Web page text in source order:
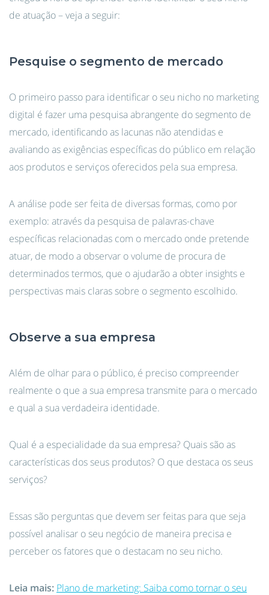
de atuação – veja a seguir:
Pesquise o segmento de mercado
O primeiro passo para identificar o seu nicho no marketing
digital é fazer uma pesquisa abrangente do segmento de
mercado, identificando as lacunas não atendidas e
avaliando as exigências específicas do público em relação
aos produtos e serviços oferecidos pela sua empresa.
A análise pode ser feita de diversas formas, como por
exemplo: através da pesquisa de palavras-chave
específicas relacionadas com o mercado onde pretende
atuar, de modo a observar o volume de procura de
determinados termos, que o ajudarão a obter insights e
perspectivas mais claras sobre o segmento escolhido.
Observe a sua empresa
Além de olhar para o público, é preciso compreender
realmente o que a sua empresa transmite para o mercado
e qual a sua verdadeira identidade.
Qual é a especialidade da sua empresa? Quais são as
características dos seus produtos? O que destaca os seus
serviços?
Essas são perguntas que devem ser feitas para que seja
possível analisar o seu negócio de maneira precisa e
perceber os fatores que o destacam no seu nicho.
Leia mais: Plano de marketing: Saiba como tornar o seu